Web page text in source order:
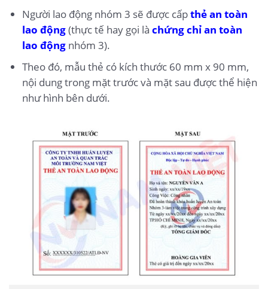
Người lao động nhóm 3 sẽ được cấpthẻ an toàn
lao động(thực tế hay gọi là chứng chỉ an toàn
lao động nhóm 3).
Theo đó, mẫu thẻ có kích thước 60 mm x 90 mm,
nội dung trong mặt trước và mặt sau được thể hiện
như hình bên dưới.